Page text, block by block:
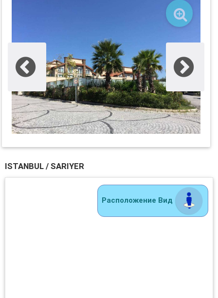
ISTANBUL / SARIYER
Расположение Вид